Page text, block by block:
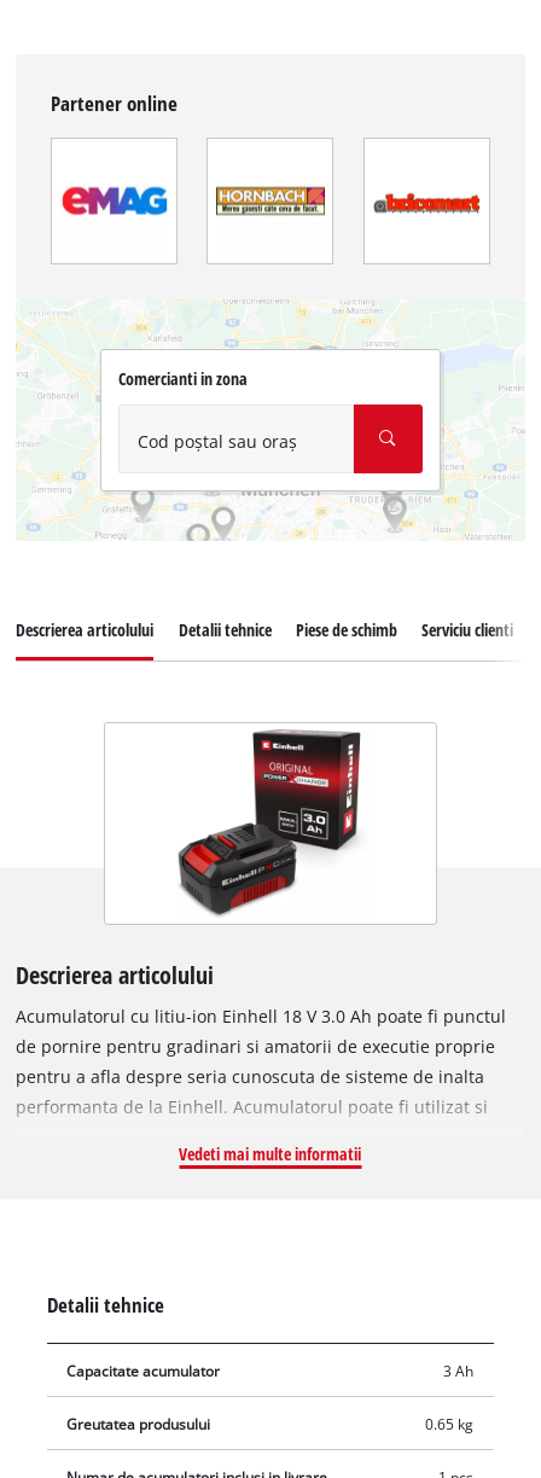
Partener online
Comercianti in zona
Cod poștal sau oraș
Descrierea articolului Detalii tehnice Piese de schimb Serviciu clienti
Descrierea articolului
Acumulatorul cu litiu-ion Einhell 18 V 3.0 Ah poate fi punctul
de pornire pentru gradinari si amatorii de executie proprie
pentru a afla despre seria cunoscuta de sisteme de inalta
performanta de la Einhell. Acumulatorul poate fi utilizat si
pentru a mentine echipamentul de gradina si celelalte unelte
poate fi utilizat cu fiecare acumulator din seria de sisteme. In
plus, incarcatoarele din serie au fost create si pentru uz
universal. Un singur acumulator si un singur incarcator
doar de cumparare. Elimina si dezordinea si haosul creat de
existenta mai multor acumulatori si incarcatoare pentru
Vedeti mai multe informatii
Detalii tehnice
Capacitate acumulator 3 Ah
Greutatea produsului 0.65 kg